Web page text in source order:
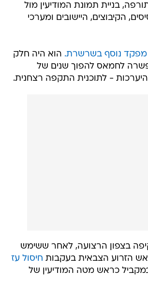
בניית תמונת המודיעין מול
הקיבוצים, היישובים ומערכי
מפקד נוסף בשרשרת. הוא היה חלק
לחמאס להפוך שנים של
- לתוכנית התקפה רצחנית.
בצפון הרצועה, לאחר ששימש
חיסול עז
כראש מטה המודיעין של